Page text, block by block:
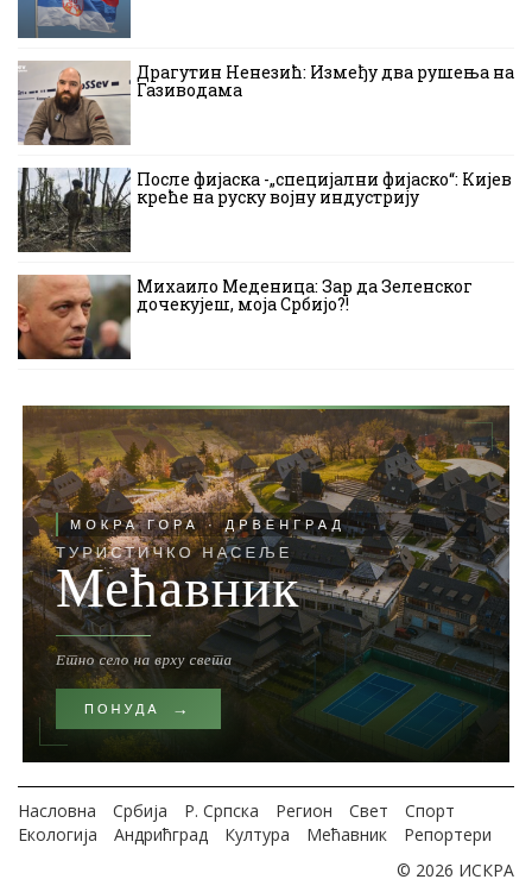
Драгутин Ненезић: Између два рушења на
Газиводама
После фијаска -„специјални фијаско“: Кијев
креће на руску војну индустрију
Михаило Меденица: Зар да Зеленског
дочекујеш, моја Србијо?!
Насловна Србија Р. Српска Регион Свет
Спорт
Екологија
Андрићград Култура Мећавник
Репортери
© 2026 ИСКРА